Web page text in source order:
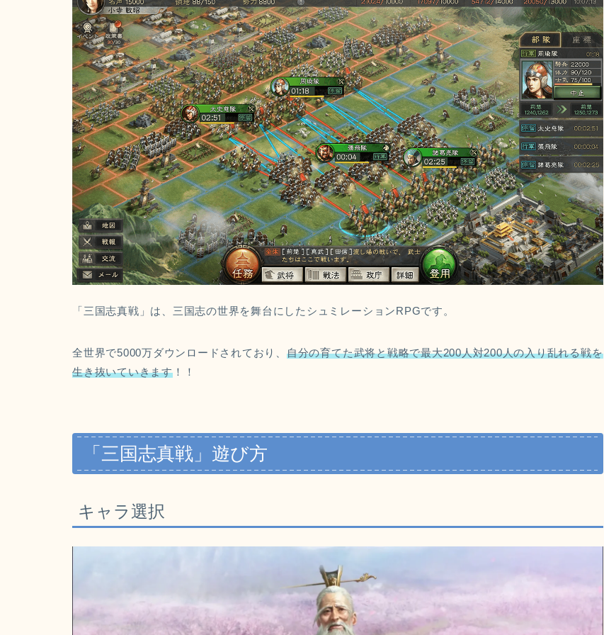
「三国志真戦」は、三国志の世界を舞台にしたシュミレーションRPGです。
全世界で5000万ダウンロードされており、 自分の育てた武将と戦略で最大200人対200人の入り乱れる戦を
生き抜いていきます！！
「三国志真戦」遊び方
キャラ選択